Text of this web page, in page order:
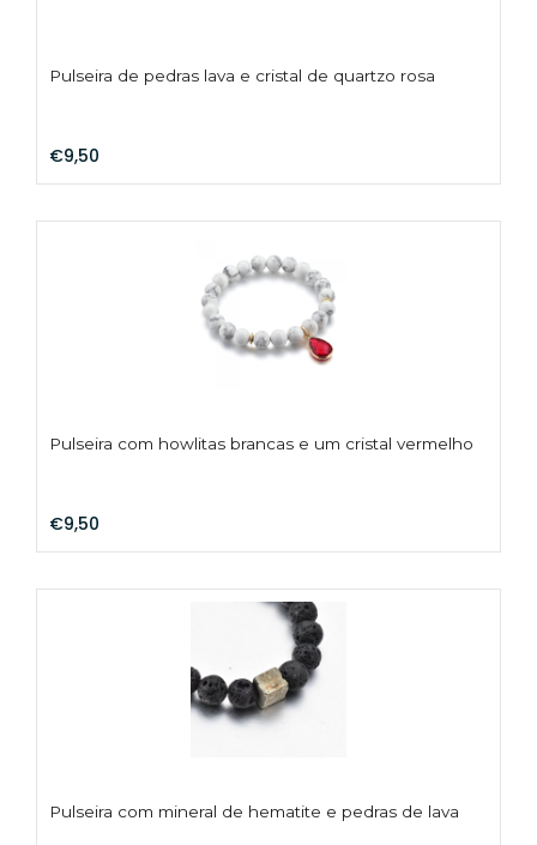
Pulseira de pedras lava e cristal de quartzo rosa
€9,50
Pulseira com howlitas brancas e um cristal vermelho
€9,50
Pulseira com mineral de hematite e pedras de lava